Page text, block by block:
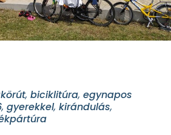
, biciklitúra, egynapos
, gyerekkel, kirándulás,